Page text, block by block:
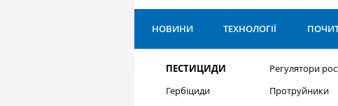
НОВИНИ ТЕХНОЛОГІЇ
ПЕСТИЦИДИ
Гербіциди
Регулятори
Протруйники